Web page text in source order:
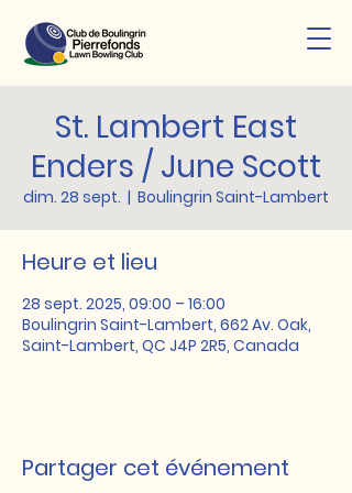
St. Lambert East
Enders / June Scott
dim. 28 sept.
  |
Boulingrin Saint-Lambert
Heure et lieu
28 sept. 2025, 09:00 – 16:00
Boulingrin Saint-Lambert, 662 Av. Oak,
Saint-Lambert, QC J4P 2R5, Canada
Partager cet événement